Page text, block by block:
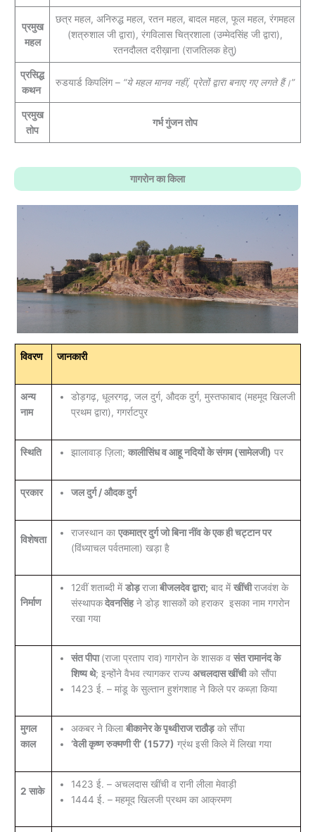
प्रमुख
महल
छत्र महल, अनिरुद्ध महल, रतन महल, बादल महल, फूल महल, रंगमहल
(शत्रुशाल जी द्वारा), रंगविलास चित्रशाला (उम्मेदसिंह जी द्वारा),
रतनदौलत दरीख़ाना (राजतिलक हेतु)
प्रसिद्ध
कथन
रुडयार्ड किपलिंग – “ये महल मानव नहीं, प्रेतों द्वारा बनाए गए लगते हैं।”
प्रमुख
तोप
गर्भ गुंजन तोप
गागरोन का किला
विवरण जानकारी
अन्य
नाम
डोड़गढ़, धूलरगढ़, जल दुर्ग, औदक दुर्ग, मुस्तफाबाद (महमूद खिलजी
प्रथम द्वारा), गगर्राटपुर
स्थिति झालावाड़ ज़िला; कालीसिंध व आहू नदियों के संगम (सामेलजी) पर
प्रकार जल दुर्ग / औदक दुर्ग
विशेषता
राजस्थान का एकमात्र दुर्ग जो बिना नींव के एक ही चट्टान पर
(विंध्याचल पर्वतमाला) खड़ा है
निर्माण
12वीं शताब्दी मेंडोड़राजाबीजलदेव द्वारा;बाद मेंखींचीराजवंश के
संस्थापकदेवनसिंहने डोड़ शासकों को हराकर इसका नाम गगरोन
रखा गया
संत पीपा(राजा प्रताप राव) गागरोन के शासक व संत रामानंद के
शिष्य थे; इन्होंने वैभव त्यागकर राज्य अचलदास खींचीको सौंपा
1423 ई. – मांडू के सुल्तान हुशंगशाह ने किले पर कब्ज़ा किया
मुगल
काल
अकबर ने किला बीकानेर के पृथ्वीराज राठौड़को सौंपा
‘वेली कृष्ण रुक्मणी री’ (1577) ग्रंथ इसी किले में लिखा गया
2 साके
1423 ई. – अचलदास खींची व रानी लीला मेवाड़ी
1444 ई. – महमूद खिलजी प्रथम का आक्रमण